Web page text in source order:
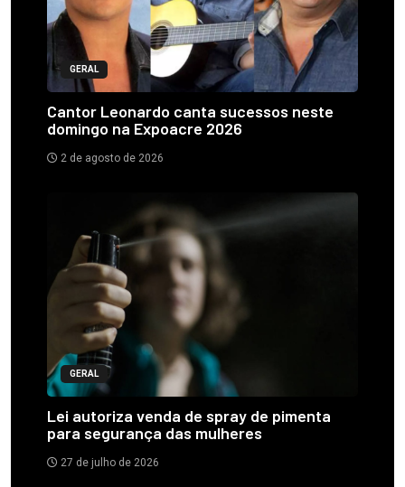
GERAL
Cantor Leonardo canta sucessos neste
domingo na Expoacre 2026
2 de agosto de 2026
GERAL
Lei autoriza venda de spray de pimenta
para segurança das mulheres
27 de julho de 2026